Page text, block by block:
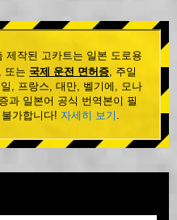
제작된 고카트는 일본 도로용
또는 국제 운전 면허증, 주일
, 프랑스, 대만, 벨기에, 모나
과 일본어 공식 번역본이 필
가합니다! 자세히 보기 .